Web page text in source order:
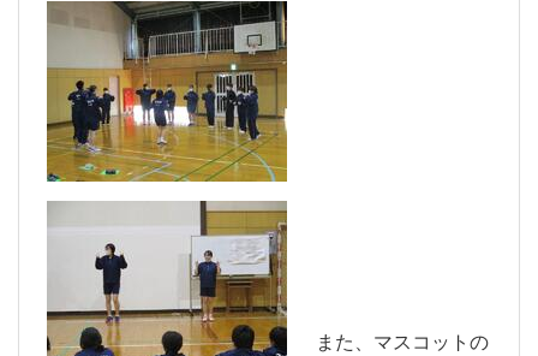
また、マスコットの